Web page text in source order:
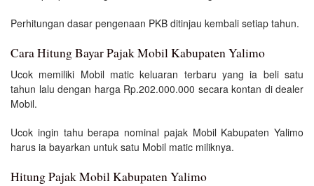
Perhitungan dasar pengenaan PKB ditinjau kembali setiap tahun.
Cara Hitung Bayar Pajak Mobil Kabupaten Yalimo
Ucok memiliki Mobil matic keluaran terbaru yang ia beli satu
tahun lalu dengan harga Rp.202.000.000 secara kontan di dealer
Mobil.
Ucok ingin tahu berapa nominal pajak Mobil Kabupaten Yalimo
harus ia bayarkan untuk satu Mobil matic miliknya.
Hitung Pajak Mobil Kabupaten Yalimo